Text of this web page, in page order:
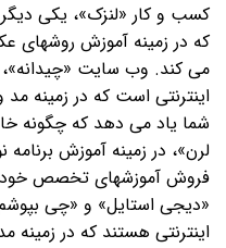
کسب و کار «لنزک»، یکی
که در زمینه آموزش روشهای
می کند. وب سایت
اینترنتی است که در زمینه
شما یاد می دهد که چگونه
لرن»، در زمینه آموزش
فروش آموزشهای تخصص
اینترنتی هستند که در زمینه